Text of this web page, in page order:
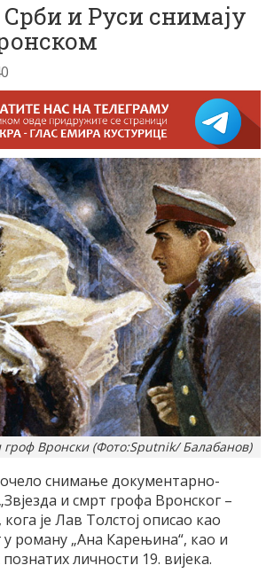
и Руси снимају
Вронски (Фото:Sputnik/ Балабанов)
снимање документарно-
и смрт грофа Вронског –
је Лав Толстој описао као
роману „Ана Карењина“, као и
личности 19. вијека.